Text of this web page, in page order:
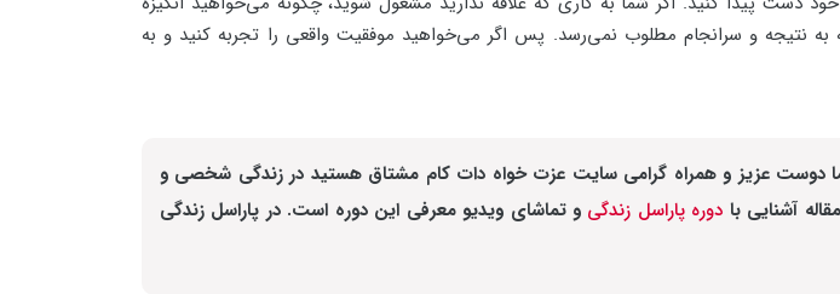
به نتیجه و سرانجام مطلوب نمی‌رسد. پس اگر می‌خواهید موفقیت واقعی را تجربه کنید و به
شما دوست عزیز و همراه گرامی سایت عزت خواه دات کام مشتاق هستید در زندگی شخصی و
آشنایی با دوره پاراسل زندگی و تماشای ویدیو معرفی این دوره است. در پاراسل زندگی